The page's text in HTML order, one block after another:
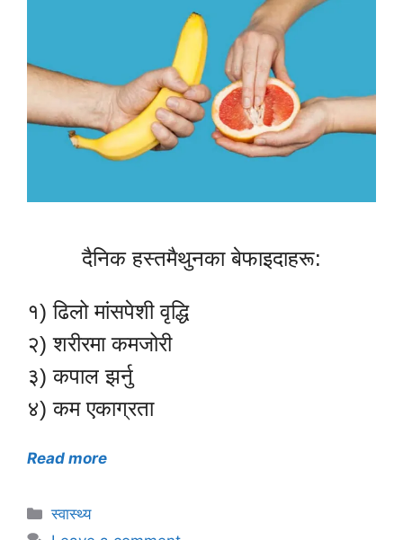
दैनिक हस्तमैथुनका बेफाइदाहरू:
१) ढिलो मांसपेशी वृद्धि
२) शरीरमा कमजोरी
३) कपाल झर्नु
४) कम एकाग्रता
Read more
Categories
स्वास्थ्य